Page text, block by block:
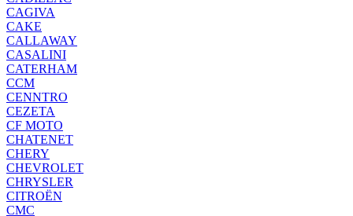
CAGIVA
CAKE
CALLAWAY
CASALINI
CATERHAM
CCM
CENNTRO
CEZETA
CF MOTO
CHATENET
CHERY
CHEVROLET
CHRYSLER
CITROËN
CMC